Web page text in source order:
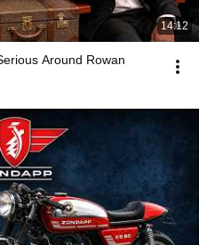
14:12
Around Rowan